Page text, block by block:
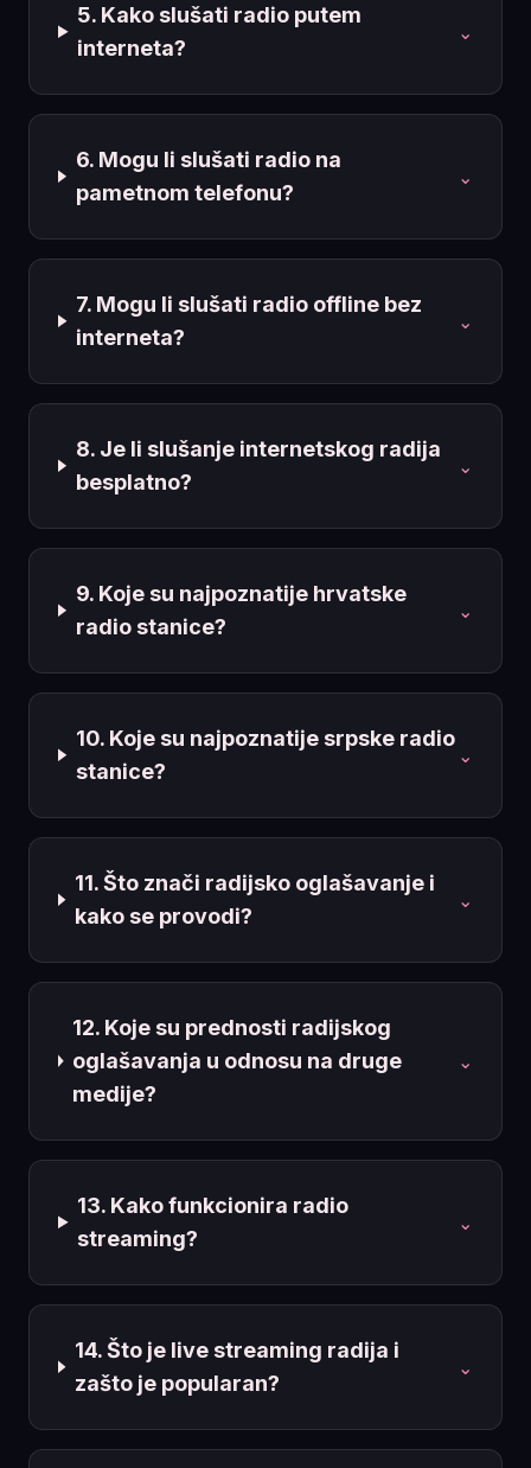
5. Kako slušati radio putem
interneta?
⌄
6. Mogu li slušati radio na
pametnom telefonu?
⌄
7. Mogu li slušati radio offline bez
interneta?
⌄
8. Je li slušanje internetskog radija
besplatno?
⌄
9. Koje su najpoznatije hrvatske
radio stanice?
⌄
10. Koje su najpoznatije srpske radio
stanice?
⌄
11. Što znači radijsko oglašavanje i
kako se provodi?
⌄
12. Koje su prednosti radijskog
oglašavanja u odnosu na druge
medije?
⌄
13. Kako funkcionira radio
streaming?
⌄
14. Što je live streaming radija i
zašto je popularan?
⌄